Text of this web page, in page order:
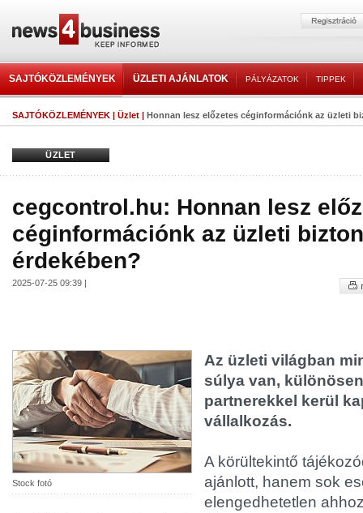
SAJTÓKÖZLEMÉNYEK ÜZLETI AJÁNLATOK PÁLYÁZATOK TIPPEK
SAJTÓKÖZLEMÉNYEK | Üzlet | Honnan lesz előzetes céginformációnk az üzleti
ÜZLET
cegcontrol.hu: Honnan lesz
céginformációnk az üzleti
érdekében?
2025-07-25 09:39 |
Stock fotó
Az üzleti világban
súlya van,
partnerekkel kerül
vállalkozás.
A körültekintő
ajánlott, hanem sok
elengedhetetlen